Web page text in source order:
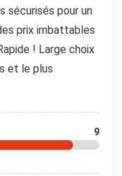
sécurisés pour un
prix imbattables
! Large choix
et le plus
9